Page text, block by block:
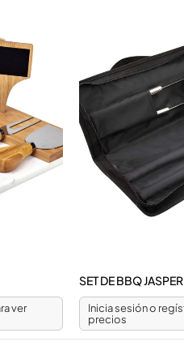
ver
SET DE BBQ JASPER
Inicia sesión o
precios